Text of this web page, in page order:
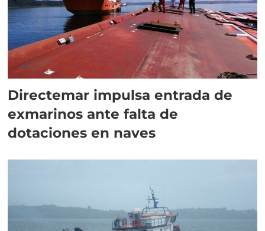
Directemar impulsa entrada de
exmarinos ante falta de
dotaciones en naves